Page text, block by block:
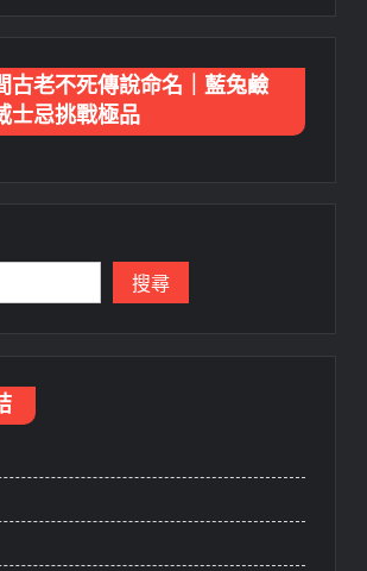
古老不死傳說命名｜藍兔鹼
士忌挑戰極品
搜尋